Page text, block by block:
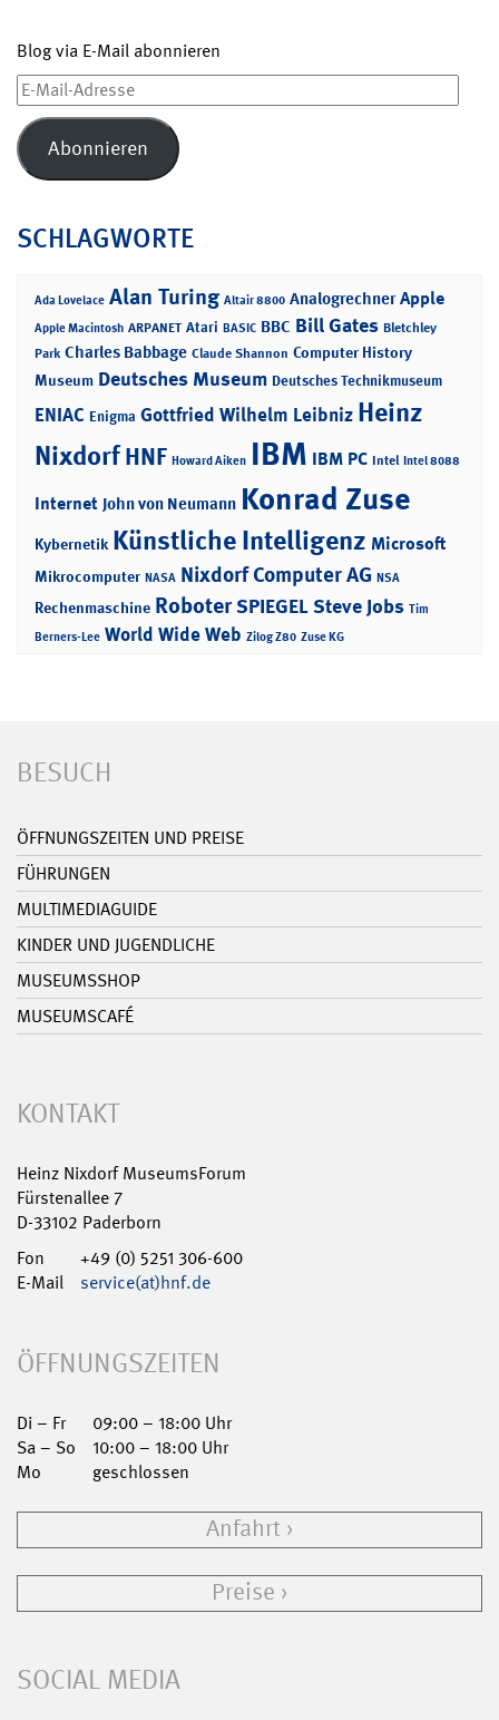
Blog via E-Mail abonnieren
E-
Mail-
Adresse
Abonnieren
SCHLAGWORTE
Ada Lovelace Alan Turing Altair 8800 Analogrechner Apple
Apple Macintosh ARPANET Atari BASIC BBC Bill Gates Bletchley
Park Charles Babbage Claude Shannon Computer History
Museum Deutsches Museum Deutsches Technikmuseum
ENIAC Enigma Gottfried Wilhelm Leibniz Heinz
NixdorfHNF Howard Aiken IBM IBM PC Intel Intel 8088
Internet John von Neumann Konrad Zuse
Kybernetik Künstliche Intelligenz Microsoft
Mikrocomputer NASA Nixdorf Computer AG NSA
Rechenmaschine RoboterSPIEGELSteve Jobs Tim
Berners-Lee World Wide Web Zilog Z80 Zuse KG
BESUCH
ÖFFNUNGSZEITEN UND PREISE
FÜHRUNGEN
MULTIMEDIAGUIDE
KINDER UND JUGENDLICHE
MUSEUMSSHOP
MUSEUMSCAFÉ
KONTAKT
Heinz Nixdorf MuseumsForum
Fürstenallee 7
D-33102 Paderborn
Fon
+49 (0) 5251 306-600
E-Mail
service(at)hnf.de
ÖFFNUNGSZEITEN
Di – Fr
09:00 – 18:00 Uhr
Sa – So
10:00 – 18:00 Uhr
Mo
geschlossen
Anfahrt
Preise
SOCIAL MEDIA